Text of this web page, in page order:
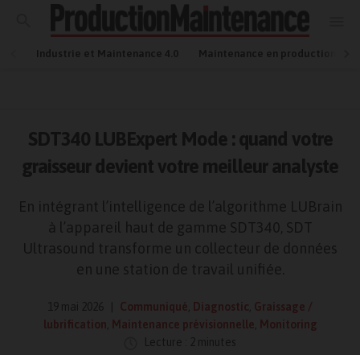
Industrie et Maintenance 4.0 Maintenance en production
SDT340 LUBExpert Mode : quand votre
graisseur devient votre meilleur analyste
En intégrant l’intelligence de l’algorithme LUBrain
à l’appareil haut de gamme SDT340, SDT
Ultrasound transforme un collecteur de données
en une station de travail unifiée.
19 mai 2026 Communiqué Diagnostic Graissage /
lubrification
Maintenance prévisionnelle
Monitoring
Lecture : 2 minutes